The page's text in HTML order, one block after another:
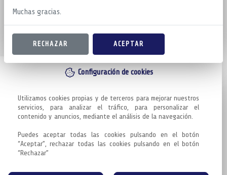
Muchas gracias.
RECHAZAR ACEPTAR
Configuración de cookies
Utilizamos cookies propias y de terceros para mejorar nuestros
servicios, para analizar el tráfico, para personalizar el
contenido y anuncios, mediante el análisis de la navegación.
Puedes aceptar todas las cookies pulsando en el botón
“Aceptar”, rechazar todas las cookies pulsando en el botón
“Rechazar”